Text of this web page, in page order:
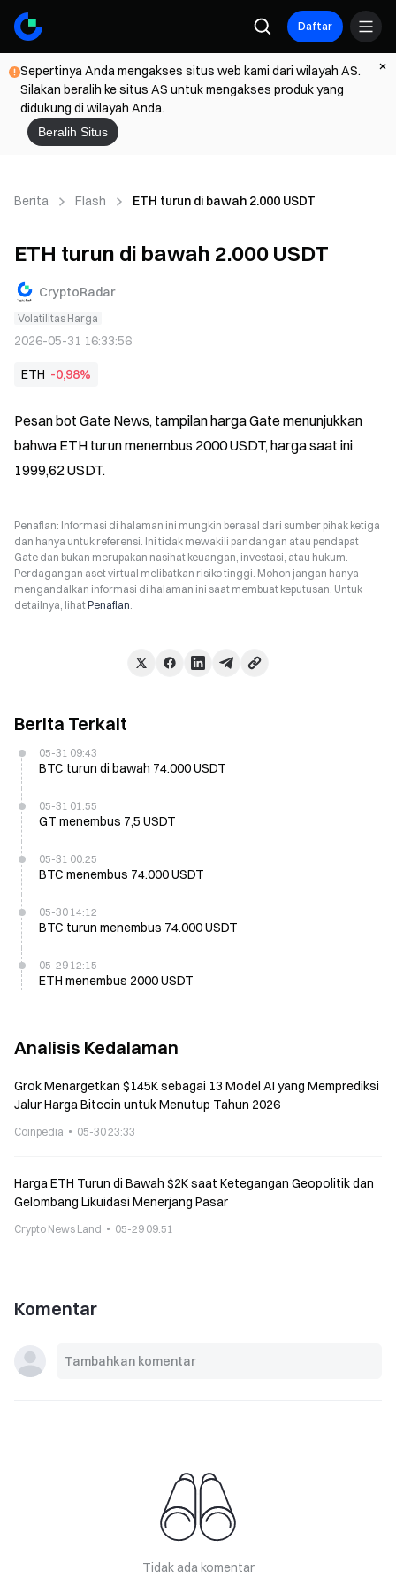
Daftar
Sepertinya Anda mengakses situs web kami dari wilayah AS.
Silakan beralih ke situs AS untuk mengakses produk yang
didukung di wilayah Anda.
Beralih Situs
Berita Flash ETH turun di bawah 2.000 USDT
ETH turun di bawah 2.000 USDT
CryptoRadar
Volatilitas Harga
2026-05-31 16:33:56
ETH -0,98%
Pesan bot Gate News, tampilan harga Gate menunjukkan
bahwa ETH turun menembus 2000 USDT, harga saat ini
1999,62 USDT.
Penafian: Informasi di halaman ini mungkin berasal dari sumber pihak ketiga
dan hanya untuk referensi. Ini tidak mewakili pandangan atau pendapat
Gate dan bukan merupakan nasihat keuangan, investasi, atau hukum.
Perdagangan aset virtual melibatkan risiko tinggi. Mohon jangan hanya
mengandalkan informasi di halaman ini saat membuat keputusan. Untuk
detailnya, lihatPenafian.
Berita Terkait
05-31 09:43
BTC turun di bawah 74.000 USDT
05-31 01:55
GT menembus 7,5 USDT
05-31 00:25
BTC menembus 74.000 USDT
05-30 14:12
BTC turun menembus 74.000 USDT
05-29 12:15
ETH menembus 2000 USDT
Analisis Kedalaman
Grok Menargetkan $145K sebagai 13 Model AI yang Memprediksi
Jalur Harga Bitcoin untuk Menutup Tahun 2026
Coinpedia 05-30 23:33
Harga ETH Turun di Bawah $2K saat Ketegangan Geopolitik dan
Gelombang Likuidasi Menerjang Pasar
Crypto News Land 05-29 09:51
Komentar
Tidak ada komentar